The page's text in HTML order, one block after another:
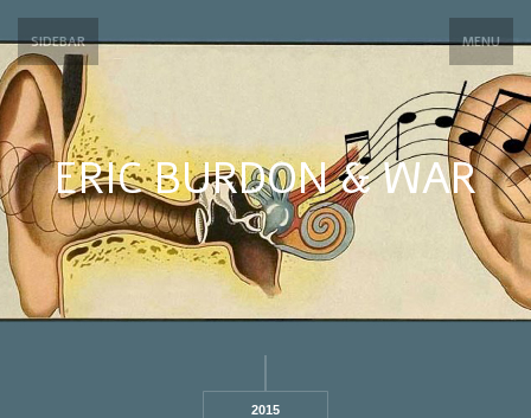
SIDEBAR MENU
ERIC BURDON & WAR
2015